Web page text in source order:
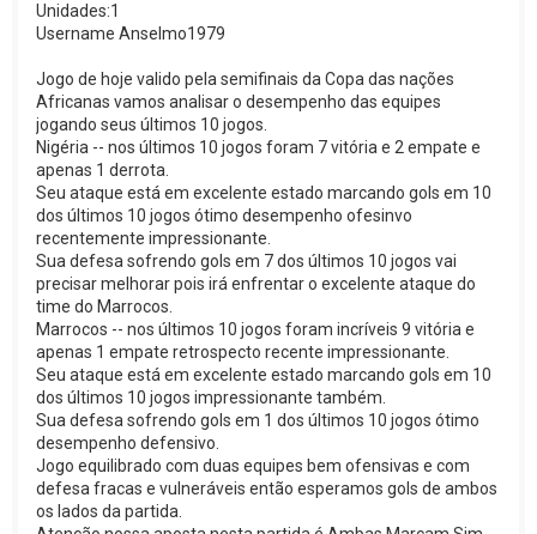
Unidades:1
Username Anselmo1979
Jogo de hoje valido pela semifinais da Copa das nações
Africanas vamos analisar o desempenho das equipes
jogando seus últimos 10 jogos.
Nigéria -- nos últimos 10 jogos foram 7 vitória e 2 empate e
apenas 1 derrota.
Seu ataque está em excelente estado marcando gols em 10
dos últimos 10 jogos ótimo desempenho ofesinvo
recentemente impressionante.
Sua defesa sofrendo gols em 7 dos últimos 10 jogos vai
precisar melhorar pois irá enfrentar o excelente ataque do
time do Marrocos.
Marrocos -- nos últimos 10 jogos foram incríveis 9 vitória e
apenas 1 empate retrospecto recente impressionante.
Seu ataque está em excelente estado marcando gols em 10
dos últimos 10 jogos impressionante também.
Sua defesa sofrendo gols em 1 dos últimos 10 jogos ótimo
desempenho defensivo.
Jogo equilibrado com duas equipes bem ofensivas e com
defesa fracas e vulneráveis então esperamos gols de ambos
os lados da partida.